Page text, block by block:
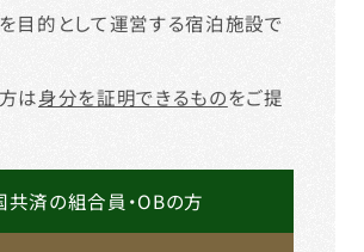
目的として運営する宿泊施設で
は身分を証明できるものをご提
共済の組合員・OBの方